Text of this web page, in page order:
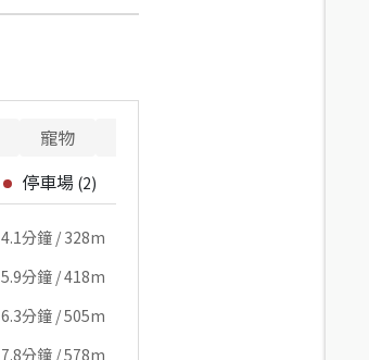
寵物
停車場 (2)
4.1分鐘 / 328m
5.9分鐘 /418m
6.3分鐘 /505m
7.8分鐘 /578m